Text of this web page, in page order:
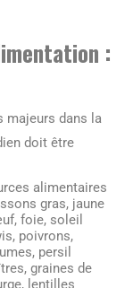
:
majeurs dans la
doit être
alimentaires
gras, jaune
foie, soleil
poivrons,
persil
graines de
lentilles